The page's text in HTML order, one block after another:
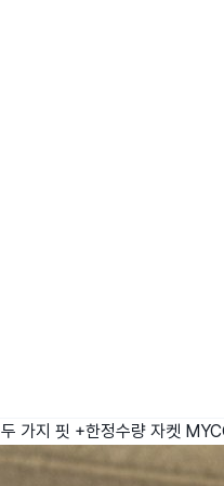
가지 핏 +한정수량 자켓